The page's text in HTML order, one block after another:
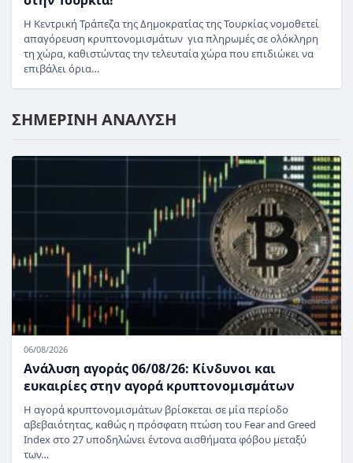
Η Κεντρική Τράπεζα της Δημοκρατίας της Τουρκίας νομοθετεί
απαγόρευση κρυπτονομισμάτων για πληρωμές σε ολόκληρη
τη χώρα, καθιστώντας την τελευταία χώρα που επιδιώκει να
επιβάλει όρια…
ΣΗΜΕΡΙΝΗ ΑΝΑΛΥΣΗ
06/08/2026
Ανάλυση αγοράς 06/08/26: Κίνδυνοι και
ευκαιρίες στην αγορά κρυπτονομισμάτων
Η αγορά κρυπτονομισμάτων βρίσκεται σε μία περίοδο
αβεβαιότητας, καθώς η πρόσφατη πτώση του Fear and Greed
Index στο 27 υποδηλώνει έντονα αισθήματα φόβου μεταξύ
των…